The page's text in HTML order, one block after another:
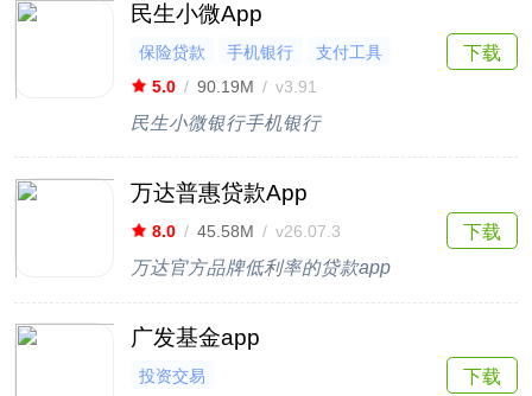
民生小微App
保险贷款 手机银行
支付工具
5.0 / 90.19M / v3.91
民生小微银行手机银行
下载
万达普惠贷款App
8.0 / 45.58M / v26.07.3
万达官方品牌低利率的贷款app
下载
广发基金app
投资交易
下载